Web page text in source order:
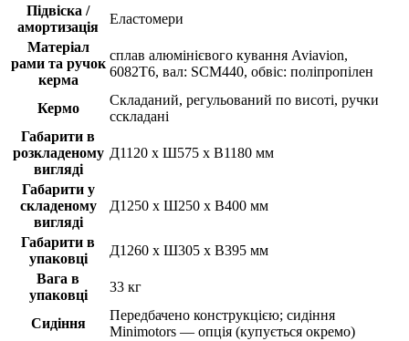
Підвіска /
амортизація
Еластомери
Матеріал
рами та ручок
керма
сплав алюмінієвого кування Aviavion,
6082T6, вал: SCM440, обвіс: поліпропілен
Кермо
Складаний, регульований по висоті, ручки
cскладані
Габарити в
розкладеному
вигляді
Д1120 х Ш575 х В1180 мм
Габарити у
складеному
вигляді
Д1250 х Ш250 х В400 мм
Габарити в
упаковці
Д1260 х Ш305 х В395 мм
Вага в
упаковці
33 кг
Сидіння
Передбачено конструкцією; сидіння
Minimotors — опція (купується окремо)